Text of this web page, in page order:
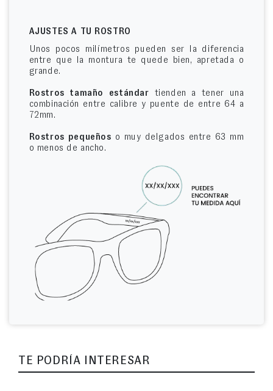
AJUSTES A TU ROSTRO
Unos pocos milímetros pueden ser la diferencia
entre que la montura te quede bien, apretada o
grande.
Rostros tamaño estándar tienden a tener una
combinación entre calibre y puente de entre 64 a
72mm.
Rostros pequeños o muy delgados entre 63 mm
o menos de ancho.
TE PODRÍA INTERESAR